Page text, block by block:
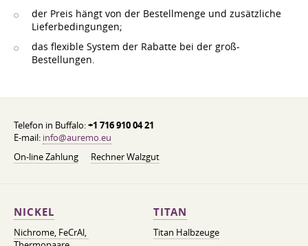
der Preis hängt von der Bestellmenge und zusätzliche
Lieferbedingungen;
das flexible System der Rabatte bei der groß-
Bestellungen.
Telefon in Buffalo:+1 716 910 04 21
E-mail: info@auremo.eu
On-line Zahlung
Rechner Walzgut
NICKEL
Nichrome, FeСrAl, ​​
TITAN
Titan Halbzeuge